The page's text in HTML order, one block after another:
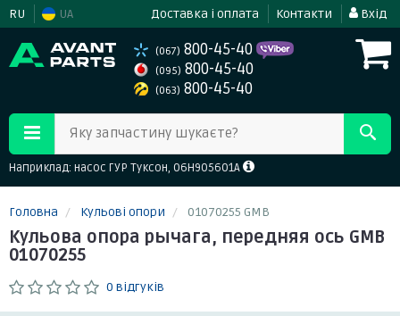
RU UA Доставка і оплата Контакти Вхід
(067) 800-45-40
(095) 800-45-40
(063) 800-45-40
Яку запчастину шукаєте?
Наприклад: насос ГУР Туксон, 06H905601A
Головна Кульові опори 01070255 GMB
Кульова опора рычага, передняя ось GMB
01070255
0 відгуків